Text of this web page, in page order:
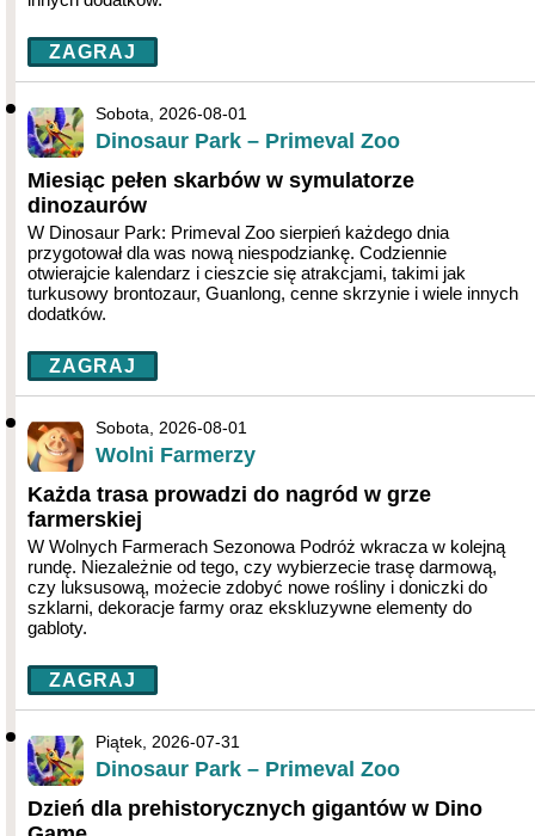
ZAGRAJ
Sobota, 2026-08-01
Dinosaur Park – Primeval Zoo
Miesiąc pełen skarbów w symulatorze
dinozaurów
W Dinosaur Park: Primeval Zoo sierpień każdego dnia
przygotował dla was nową niespodziankę. Codziennie
otwierajcie kalendarz i cieszcie się atrakcjami, takimi jak
turkusowy brontozaur, Guanlong, cenne skrzynie i wiele innych
dodatków.
ZAGRAJ
Sobota, 2026-08-01
Wolni Farmerzy
Każda trasa prowadzi do nagród w grze
farmerskiej
W Wolnych Farmerach Sezonowa Podróż wkracza w kolejną
rundę. Niezależnie od tego, czy wybierzecie trasę darmową,
czy luksusową, możecie zdobyć nowe rośliny i doniczki do
szklarni, dekoracje farmy oraz ekskluzywne elementy do
gabloty.
ZAGRAJ
Piątek, 2026-07-31
Dinosaur Park – Primeval Zoo
Dzień dla prehistorycznych gigantów w Dino